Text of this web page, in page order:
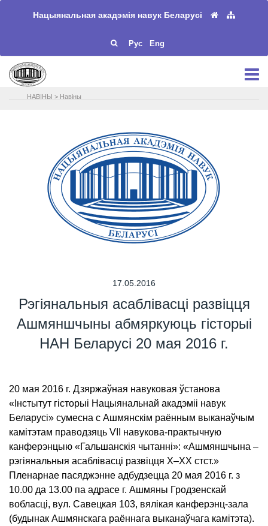
Нацыянальная акадэмія навук Беларусі
Рус Eng
НАВIНЫ > Навіны
17.05.2016
Рэгіянальныя асаблівасці развіцця
Ашмяншчыны абмяркуюць гісторыі
НАН Беларусі 20 мая 2016 г.
20 мая 2016 г. Дзяржаўная навуковая ўстанова
«Інстытут гісторыі Нацыянальнай акадэміі навук
Беларусі» сумесна с Ашмянскім раённым выканаўчым
камітэтам праводзяць VII навукова-практычную
канферэнцыю «Гальшанскія чытанні»: «Ашмяншчына –
рэгіянальныя асаблівасці развіцця X–XX cтст.»
Пленарнае пасяджэнне адбудзецца 20 мая 2016 г. з
10.00 да 13.00 па адрасе г. Ашмяны Гродзенскай
вобласці, вул. Савецкая 103, вялікая канферэнц-зала
(будынак Ашмянскага раённага выканаўчага камітэта).